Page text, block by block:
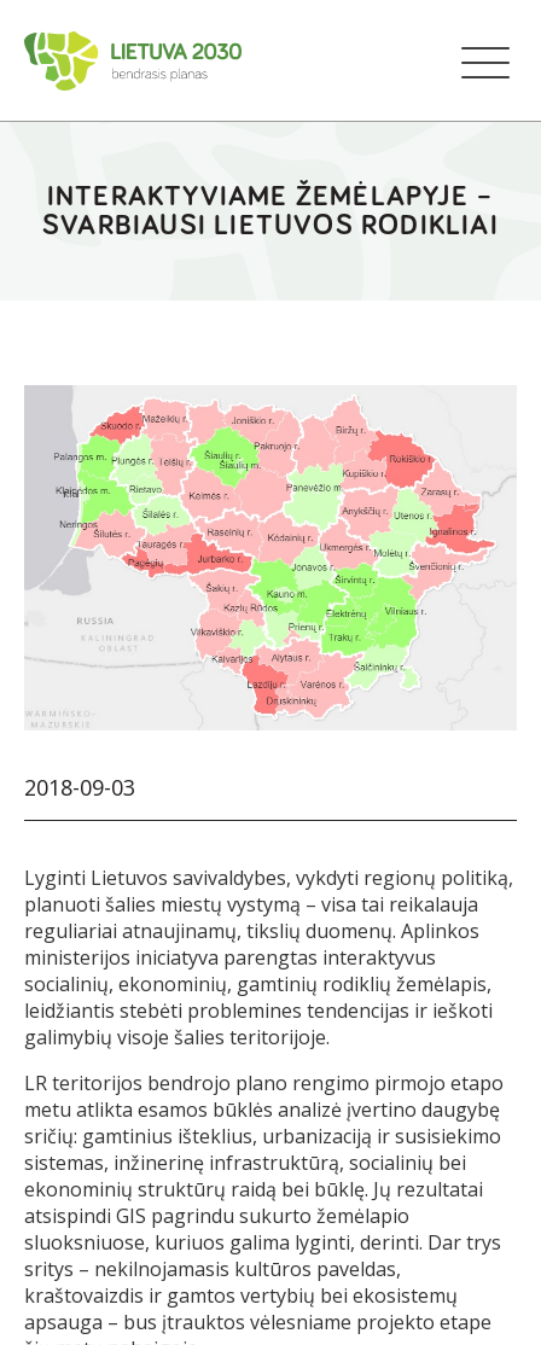
INTERAKTYVIAME ŽEMĖLAPYJE –
SVARBIAUSI LIETUVOS RODIKLIAI
2018-09-03
Lyginti Lietuvos savivaldybes, vykdyti regionų politiką,
planuoti šalies miestų vystymą – visa tai reikalauja
reguliariai atnaujinamų, tikslių duomenų. Aplinkos
ministerijos iniciatyva parengtas interaktyvus
socialinių, ekonominių, gamtinių rodiklių žemėlapis,
leidžiantis stebėti problemines tendencijas ir ieškoti
galimybių visoje šalies teritorijoje.
LR teritorijos bendrojo plano rengimo pirmojo etapo
metu atlikta esamos būklės analizė įvertino daugybę
sričių: gamtinius išteklius, urbanizaciją ir susisiekimo
sistemas, inžinerinę infrastruktūrą, socialinių bei
ekonominių struktūrų raidą bei būklę. Jų rezultatai
atsispindi GIS pagrindu sukurto žemėlapio
sluoksniuose, kuriuos galima lyginti, derinti. Dar trys
sritys – nekilnojamasis kultūros paveldas,
kraštovaizdis ir gamtos vertybių bei ekosistemų
apsauga – bus įtrauktos vėlesniame projekto etape